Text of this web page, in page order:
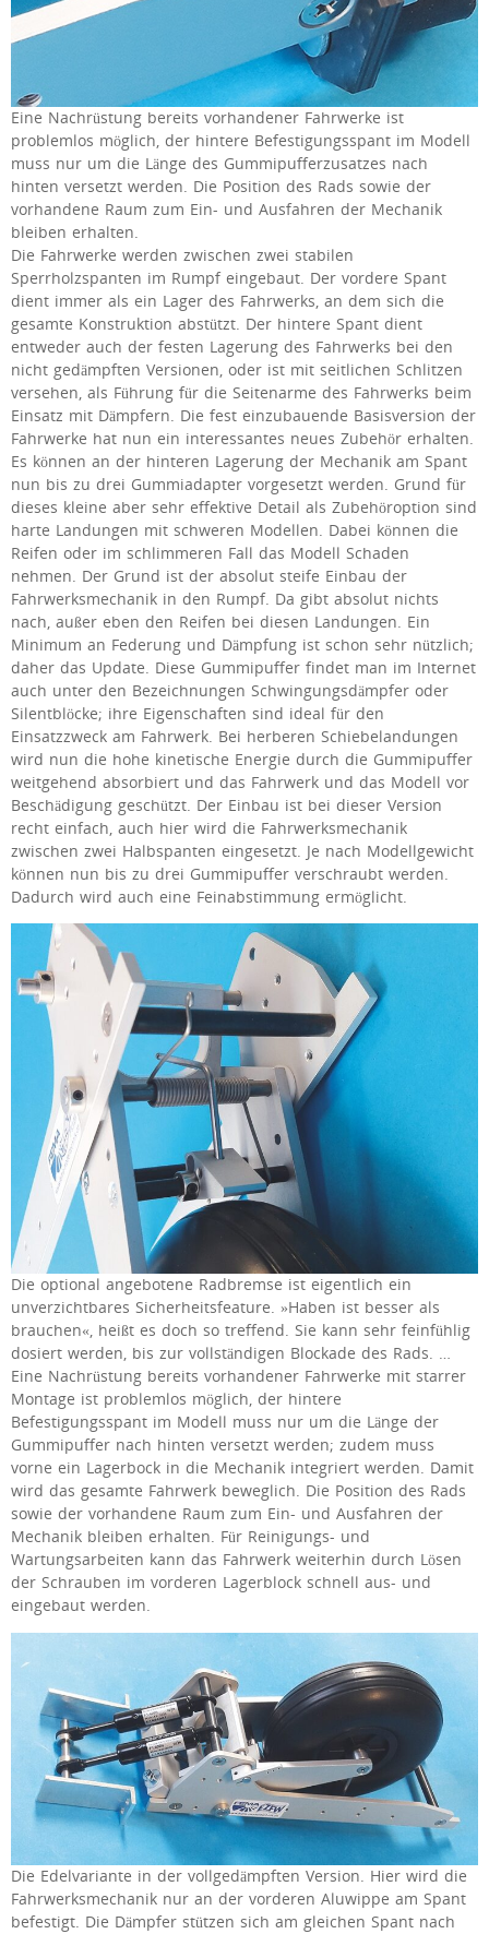
Eine Nachrüstung bereits vorhandener Fahrwerke ist
problemlos möglich, der hintere Befestigungsspant im Modell
muss nur um die Länge des Gummipufferzusatzes nach
hinten versetzt werden. Die Position des Rads sowie der
vorhandene Raum zum Ein- und Ausfahren der Mechanik
bleiben erhalten.
Die Fahrwerke werden zwischen zwei stabilen
Sperrholzspanten im Rumpf eingebaut. Der vordere Spant
dient immer als ein Lager des Fahrwerks, an dem sich die
gesamte Konstruktion abstützt. Der hintere Spant dient
entweder auch der festen Lagerung des Fahrwerks bei den
nicht gedämpften Versionen, oder ist mit seitlichen Schlitzen
versehen, als Führung für die Seitenarme des Fahrwerks beim
Einsatz mit Dämpfern. Die fest einzubauende Basisversion der
Fahrwerke hat nun ein interessantes neues Zubehör erhalten.
Es können an der hinteren Lagerung der Mechanik am Spant
nun bis zu drei Gummiadapter vorgesetzt werden. Grund für
dieses kleine aber sehr effektive Detail als Zubehöroption sind
harte Landungen mit schweren Modellen. Dabei können die
Reifen oder im schlimmeren Fall das Modell Schaden
nehmen. Der Grund ist der absolut steife Einbau der
Fahrwerksmechanik in den Rumpf. Da gibt absolut nichts
nach, außer eben den Reifen bei diesen Landungen. Ein
Minimum an Federung und Dämpfung ist schon sehr nützlich;
daher das Update. Diese Gummipuffer findet man im Internet
auch unter den Bezeichnungen Schwingungsdämpfer oder
Silentblöcke; ihre Eigenschaften sind ideal für den
Einsatzzweck am Fahrwerk. Bei herberen Schiebelandungen
wird nun die hohe kinetische Energie durch die Gummipuffer
weitgehend absorbiert und das Fahrwerk und das Modell vor
Beschädigung geschützt. Der Einbau ist bei dieser Version
recht einfach, auch hier wird die Fahrwerksmechanik
zwischen zwei Halbspanten eingesetzt. Je nach Modellgewicht
können nun bis zu drei Gummipuffer verschraubt werden.
Dadurch wird auch eine Feinabstimmung ermöglicht.
Die optional angebotene Radbremse ist eigentlich ein
unverzichtbares Sicherheitsfeature. »Haben ist besser als
brauchen«, heißt es doch so treffend. Sie kann sehr feinfühlig
dosiert werden, bis zur vollständigen Blockade des Rads. …
Eine Nachrüstung bereits vorhandener Fahrwerke mit starrer
Montage ist problemlos möglich, der hintere
Befestigungsspant im Modell muss nur um die Länge der
Gummipuffer nach hinten versetzt werden; zudem muss
vorne ein Lagerbock in die Mechanik integriert werden. Damit
wird das gesamte Fahrwerk beweglich. Die Position des Rads
sowie der vorhandene Raum zum Ein- und Ausfahren der
Mechanik bleiben erhalten. Für Reinigungs- und
Wartungsarbeiten kann das Fahrwerk weiterhin durch Lösen
der Schrauben im vorderen Lagerblock schnell aus- und
eingebaut werden.
Die Edelvariante in der vollgedämpften Version. Hier wird die
Fahrwerksmechanik nur an der vorderen Aluwippe am Spant
befestigt. Die Dämpfer stützen sich am gleichen Spant nach